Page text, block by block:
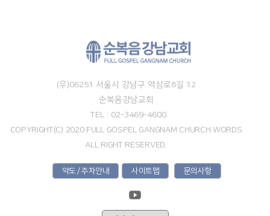
(우)06251 서울시 강남구 역삼로8길 12
순복음강남교회
TEL : 02-3469-4600
COPYRIGHT(C) 2020 FULL GOSPEL GANGNAM CHURCH WORDS
ALL RIGHT RESERVED.
약도 / 주차안내 사이트맵 문의사항